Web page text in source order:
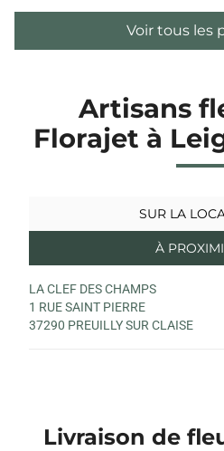
Voir tous les
Artisans
Florajet à
SUR LA
À
LA CLEF DES CHAMPS
1 RUE SAINT PIERRE
37290 PREUILLY SUR CLAISE
Livraison de